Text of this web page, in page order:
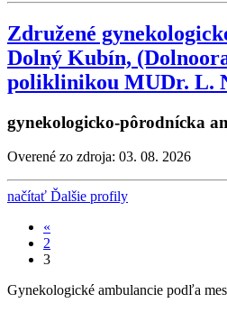
Združené
Dolný Kubín,
poliklinikou MUDr. L.
gynekologicko-pôrodnícka
Overené zo zdroja: 03. 08. 2026
načítať Ďalšie profily
«
2
3
Gynekologické ambulancie podľa